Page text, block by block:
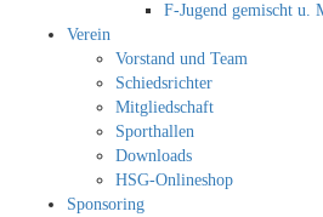
F-Jugend gemischt u.
Verein
Vorstand und Team
Schiedsrichter
Mitgliedschaft
Sporthallen
Downloads
HSG-Onlineshop
Sponsoring